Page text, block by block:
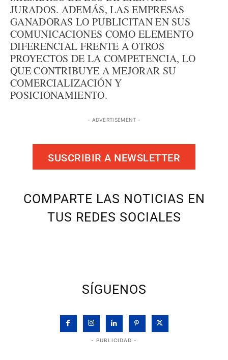
JURADOS. ADEMÁS, LAS EMPRESAS
GANADORAS LO PUBLICITAN EN SUS
COMUNICACIONES COMO ELEMENTO
DIFERENCIAL FRENTE A OTROS
PROYECTOS DE LA COMPETENCIA, LO
QUE CONTRIBUYE A MEJORAR SU
COMERCIALIZACIÓN Y
POSICIONAMIENTO.
- ADVERTISEMENT -
SUSCRIBIR A NEWSLETTER
COMPARTE LAS NOTICIAS EN
TUS REDES SOCIALES
SÍGUENOS
- PUBLICIDAD -